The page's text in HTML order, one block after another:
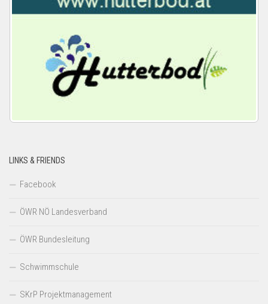
LINKS & FRIENDS
Facebook
ÖWR NÖ Landesverband
ÖWR Bundesleitung
Schwimmschule
SKrP Projektmanagement